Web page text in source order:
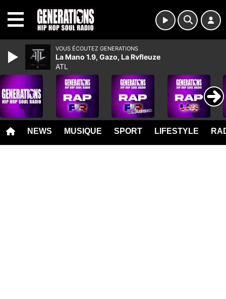
NEWS MUSIQUE SPORT LIFESTYLE
VOUS ÉCOUTEZ GENERATIONS
La Mano 1.9, Gazo, La Rvfleuze
ATL